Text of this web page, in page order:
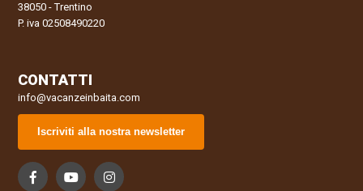
38050 - Trentino
P. iva 02508490220
CONTATTI
info@vacanzeinbaita.com
Iscriviti alla nostra newsletter